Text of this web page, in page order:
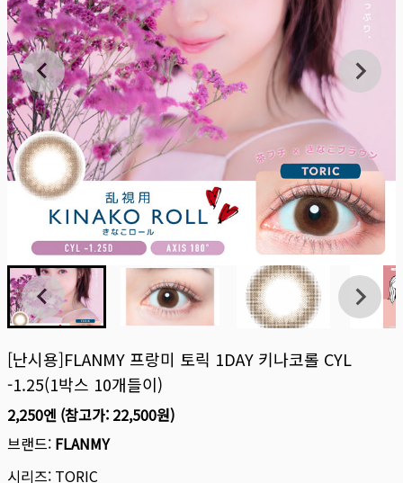
[난시용]FLANMY 프랑미 토릭 1DAY 키나코롤 CYL
-1.25(1박스 10개들이)
2,250엔 (참고가: 22,500원)
브랜드: FLANMY
시리즈: TORIC